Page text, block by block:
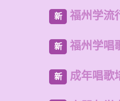
新 福州学流
新 福州学唱
新 成年唱歌